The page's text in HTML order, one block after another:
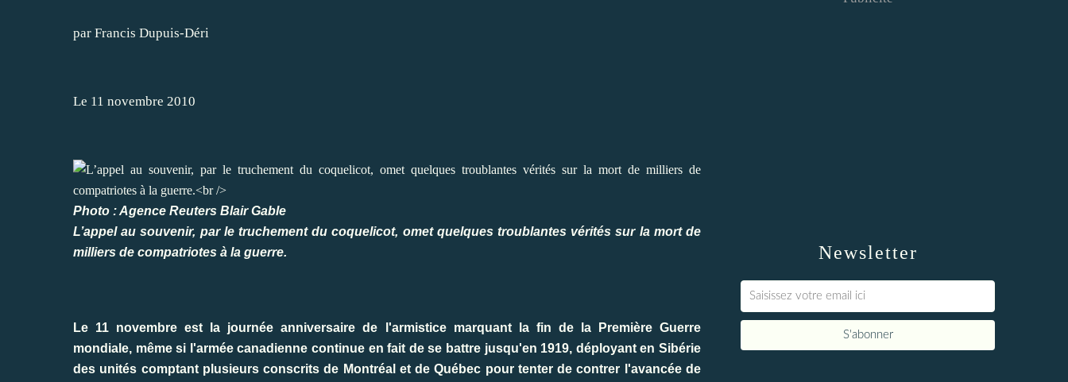
par Francis Dupuis-Déri
Le 11 novembre 2010
Photo : Agence Reuters Blair Gable
L’appel au souvenir, par le truchement du coquelicot, omet quelques troublantes vérités sur la mort de
milliers de compatriotes à la guerre.
Le 11 novembre est la journée anniversaire de l'armistice marquant la fin de la Première Guerre
mondiale, même si l'armée canadienne continue en fait de se battre jusqu'en 1919, déployant en Sibérie
des unités comptant plusieurs conscrits de Montréal et de Québec pour tenter de contrer l'avancée de
Newsletter